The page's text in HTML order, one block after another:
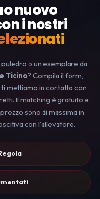
nuovo
i nostri
o un esemplare da
Ticino? Compila il form,
mettiamo in contatto con
Il matching è gratuito e
sono di massima in
con l'allevatore.